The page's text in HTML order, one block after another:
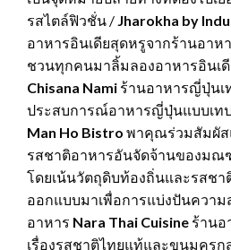
รสไตล์ฟิวชั่น / Jharokha by
อาหารอินเดียสุดหรูจากร้านอาห
ชวนทุกคนมาลิ้มลองอาหารอินเ
Chisana Nami ร้านอาหารญี่ปุ่นเ
ประสบการณ์อาหารญี่ปุ่นแบบเท
Man Ho Bistro พาคุณร่วมสัมผัส
รสชาติอาหารอันจัดจ้านของมณ
โดยเน้นวัตถุดิบท้องถิ่นและรสช
ออกแบบมาเพื่อการแบ่งปันควา
อาหาร Nara Thai Cuisine ร้าน
เรื่องรสชาติไทยแท้และขนมครก